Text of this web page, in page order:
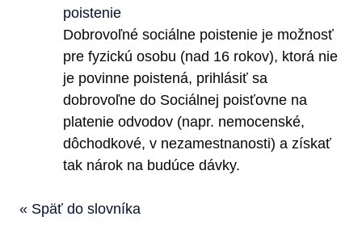
poistenie
Dobrovoľné sociálne poistenie je možnosť
pre fyzickú osobu (nad 16 rokov), ktorá nie
je povinne poistená, prihlásiť sa
dobrovoľne do Sociálnej poisťovne na
platenie odvodov (napr. nemocenské,
dôchodkové, v nezamestnanosti) a získať
tak nárok na budúce dávky.
« Späť do slovníka